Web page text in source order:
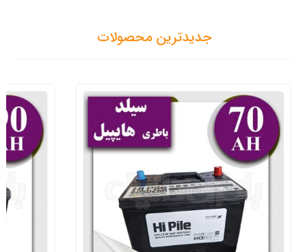
جدیدترین محصولات